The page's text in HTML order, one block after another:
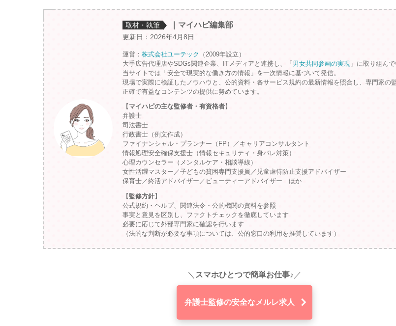
取材・執筆 ｜マイハピ編集部
更新日：2026年4月8日
運営： 株式会社ユーテック
（2009年設立）
大手広告代理店やSDGs関連企業、ITメディアと連携し、「 男女共同参画の実現 」に取り組んで
当サイトでは「安全で現実的な働き方の情報」を一次情報に基づいて発信。
現場で実際に検証したノウハウと、公的資料・各サービス規約の最新情報を照合し、専門家の監
正確で有益なコンテンツの提供に努めています。
【 マイハピの主な監修者・有資格者】
弁護士
司法書士
行政書士（例文作成）
ファイナンシャル・プランナー（FP）／キャリアコンサルタント
情報処理安全確保支援士（情報セキュリティ・身バレ対策）
心理カウンセラー（メンタルケア・相談導線）
女性活躍マスター／子どもの貧困専門支援員／児童虐待防止支援アドバイザー
保育士／終活アドバイザー／ビューティーアドバイザー ほか
【 監修方針】
公式規約・ヘルプ、関連法令・公的機関の資料を参照
事実と意見を区別し、ファクトチェックを徹底しています
必要に応じて外部専門家に確認を行います
（法的な判断が必要な事項については、公的窓口の利用を推奨しています）
＼ スマホひとつで簡単お仕事♪ ／
弁護士監修の安全なメルレ求人